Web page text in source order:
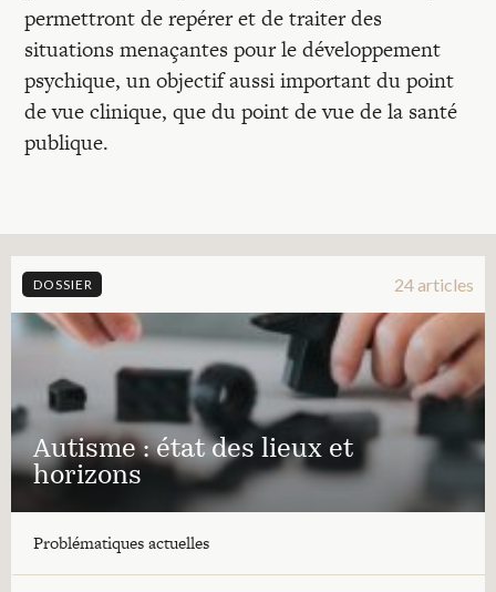
permettront de repérer et de traiter des
situations menaçantes pour le développement
psychique, un objectif aussi important du point
de vue clinique, que du point de vue de la santé
publique.
DOSSIER 24 articles
Autisme : état des lieux et
horizons
Problématiques actuelles